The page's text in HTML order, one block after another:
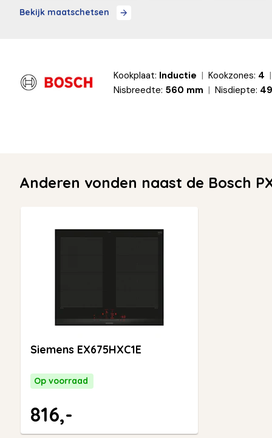
Bekijk maatschetsen
Kookplaat: Inductie Kookzones: 4
Nisbreedte: 560 mm Nisdiepte:
Anderen vonden naast de Bosch
Siemens EX675HXC1E
Op voorraad
816,-